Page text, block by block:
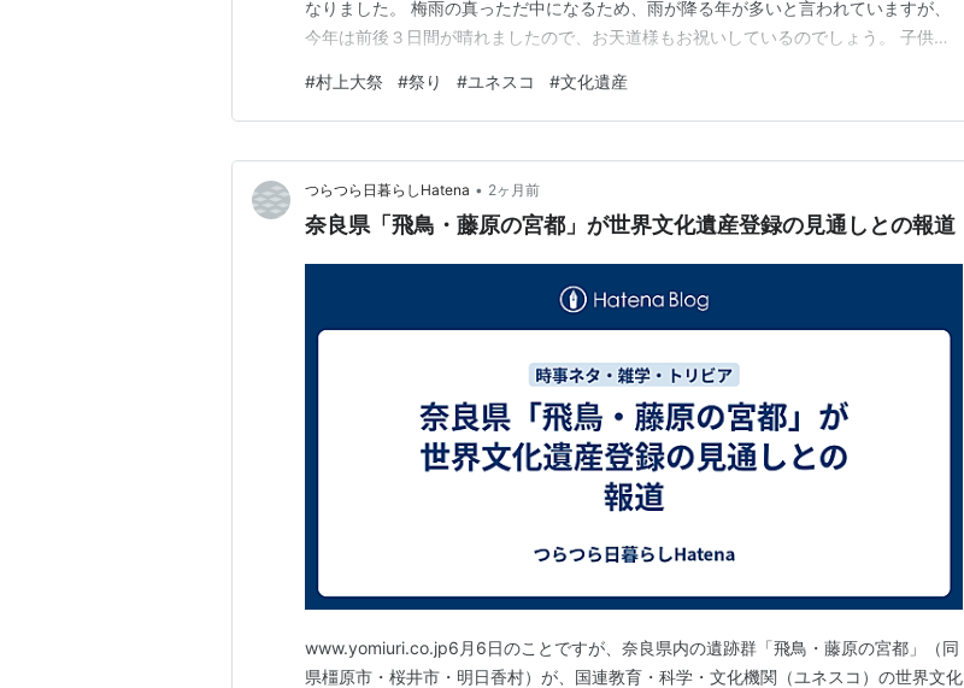
なりました。 梅雨の真っただ中になるため、雨が降る年が多いと言われていますが、
今年は前後３日間が晴れましたので、お天道様もお祝いしているのでしょう。 子供時
れていて、盆歌である村上甚句も下ネタの歌詞が多く歌われていました。 いま、ネッ
トで検索していると、そういう雰囲気は一掃され、観光化さ…
#村上大祭 #祭り #ユネスコ #文化遺産
つらつら日暮らしHatena • 2ヶ月前
奈良県「飛鳥・藤原の宮都」が世界文化遺産登録の見通しとの報道
www.yomiuri.co.jp6月6日のことですが、奈良県内の遺跡群「飛鳥・藤原の宮都」（同
県橿原市・桜井市・明日香村）が、国連教育・科学・文化機関（ユネスコ）の世界文化